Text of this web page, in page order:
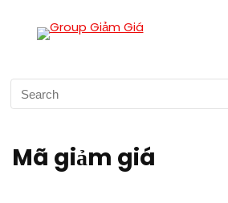
Mã giảm giá